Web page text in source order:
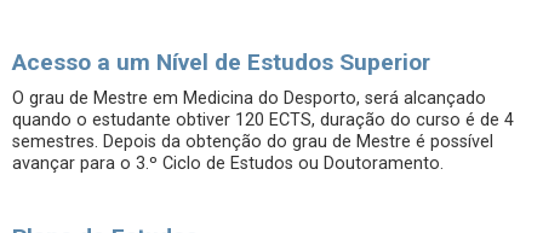
Acesso a um Nível de Estudos Superior
O grau de Mestre em Medicina do Desporto, será alcançado
quando o estudante obtiver 120 ECTS, duração do curso é de 4
semestres. Depois da obtenção do grau de Mestre é possível
avançar para o 3.º Ciclo de Estudos ou Doutoramento.